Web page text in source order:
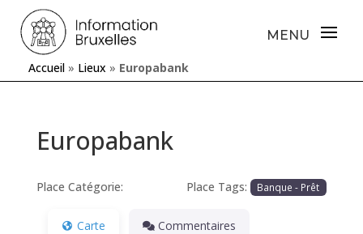
Accueil » Lieux » Europabank
Europabank
Place Catégorie: Place Tags: Banque - Prêt
Carte Commentaires